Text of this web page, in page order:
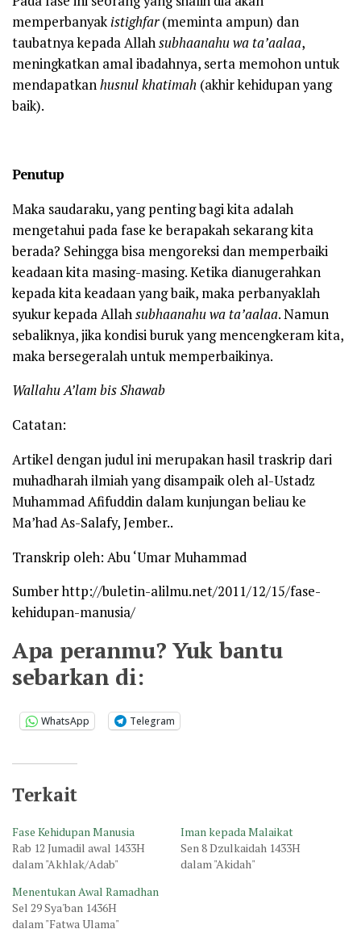
memperbanyakistighfar(meminta ampun) dan
taubatnya kepada Allahsubhaanahu wa ta’aalaa,
meningkatkan amal ibadahnya, serta memohon untuk
mendapatkanhusnul khatimah (akhir kehidupan yang
baik).
Penutup
Maka saudaraku, yang penting bagi kita adalah
mengetahui pada fase ke berapakah sekarang kita
berada? Sehingga bisa mengoreksi dan memperbaiki
keadaan kita masing-masing. Ketika dianugerahkan
kepada kita keadaan yang baik, maka perbanyaklah
syukur kepada Allahsubhaanahu wa ta’aalaa. Namun
sebaliknya, jika kondisi buruk yang mencengkeram kita,
maka bersegeralah untuk memperbaikinya.
Wallahu A’lam bis Shawab
Catatan:
Artikel dengan judul ini merupakan hasil traskrip dari
muhadharah ilmiah yang disampaik oleh al-Ustadz
Muhammad Afifuddin dalam kunjungan beliau ke
Ma’had As-Salafy, Jember..
Transkrip oleh: Abu ‘Umar Muhammad
Sumber http://buletin-alilmu.net/2011/12/15/fase-
kehidupan-manusia/
Apa peranmu? Yuk bantu
sebarkan di:
WhatsApp Telegram
Terkait
Fase Kehidupan Manusia
Rab 12 Jumadil awal 1433H
dalam "Akhlak/Adab"
Iman kepada Malaikat
Sen 8 Dzulkaidah 1433H
dalam "Akidah"
Menentukan Awal Ramadhan
Sel 29 Sya'ban 1436H
dalam "Fatwa Ulama"